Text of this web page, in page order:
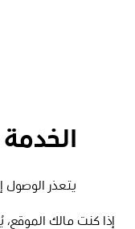
يتعذر الوصول
إذا كنت مالك الموقع،